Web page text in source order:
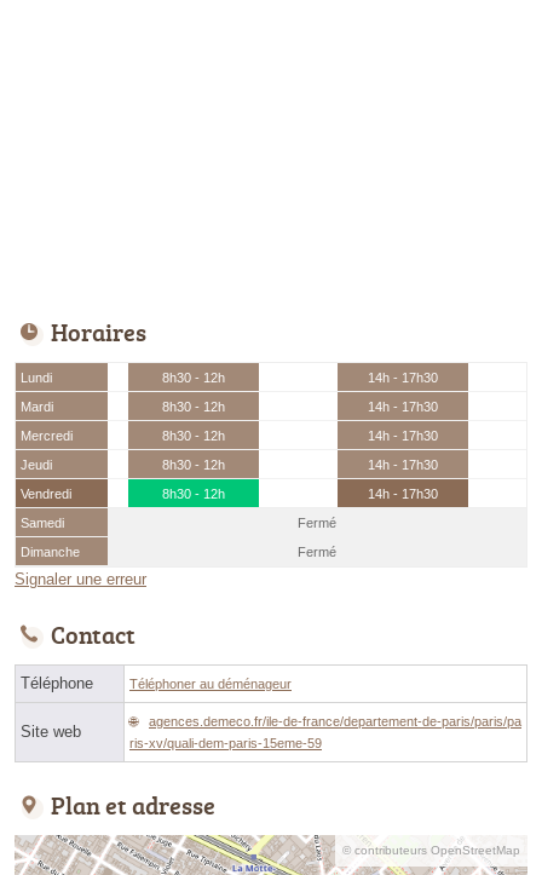
Horaires
Lundi 8h30 - 12h
14h - 17h30
Mardi
8h30 - 12h
14h - 17h30
Mercredi
8h30 - 12h
14h - 17h30
Jeudi
8h30 - 12h
14h - 17h30
Vendredi
8h30 - 12h
14h - 17h30
Samedi
Fermé
Dimanche
Fermé
Signaler une erreur
Contact
Téléphone Téléphoner au déménageur
Site web
agences.demeco.fr/ile-de-france/departement-de-paris/paris/pa
ris-xv/quali-dem-paris-15eme-59
Plan et adresse
© contributeurs OpenStreetMap